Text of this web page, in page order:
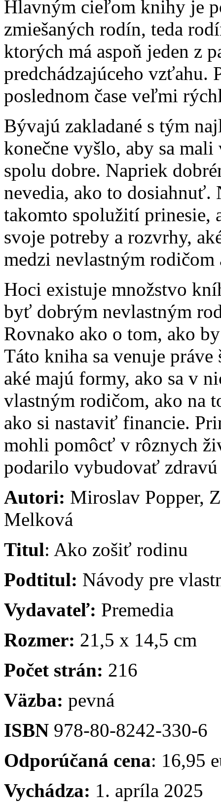
Hlavným cieľom knihy je
zmiešaných rodín, teda
ktorých má aspoň jeden z
predchádzajúceho vzťahu.
poslednom čase veľmi
Bývajú zakladané s tým
konečne vyšlo, aby sa
spolu dobre. Napriek
nevedia, ako to
takomto spolužití prinesie,
svoje potreby a rozvrhy,
medzi nevlastným
Hoci existuje množstvo
byť dobrým nevlastným
Rovnako ako o tom, ako
Táto kniha sa venuje
aké majú formy, ako sa v
vlastným rodičom, ako na
ako si nastaviť financie.
mohli pomôcť v rôznych
podarilo vybudovať
Autori: Miroslav Popper,
Melková
Titul: Ako zošiť rodinu
Podtitul: Návody pre
Vydavateľ: Premedia
Rozmer: 21,5 x 14,5 cm
Počet strán: 216
Väzba: pevná
ISBN 978-80-8242-330-6
Odporúčaná cena: 16,95
Vychádza: 1. apríla 2025